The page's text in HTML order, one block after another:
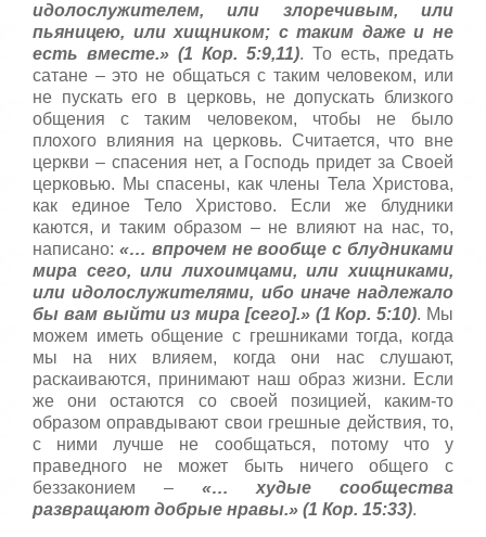
идолослужителем, или злоречивым, или
пьяницею, или хищником; с таким даже и не
есть вместе.» (1 Кор. 5:9,11). То есть, предать
сатане – это не общаться с таким человеком, или
не пускать его в церковь, не допускать близкого
общения с таким человеком, чтобы не было
плохого влияния на церковь. Считается, что вне
церкви – спасения нет, а Господь придет за Своей
церковью. Мы спасены, как члены Тела Христова,
как единое Тело Христово. Если же блудники
каются, и таким образом – не влияют на нас, то,
написано: «… впрочем не вообще с блудниками
мира сего, или лихоимцами, или хищниками,
или идолослужителями, ибо иначе надлежало
бы вам выйти из мира [сего].» (1 Кор. 5:10). Мы
можем иметь общение с грешниками тогда, когда
мы на них влияем, когда они нас слушают,
раскаиваются, принимают наш образ жизни. Если
же они остаются со своей позицией, каким-то
образом оправдывают свои грешные действия, то,
с ними лучше не сообщаться, потому что у
праведного не может быть ничего общего с
беззаконием – «… худые сообщества
развращают добрые нравы.» (1 Кор. 15:33).